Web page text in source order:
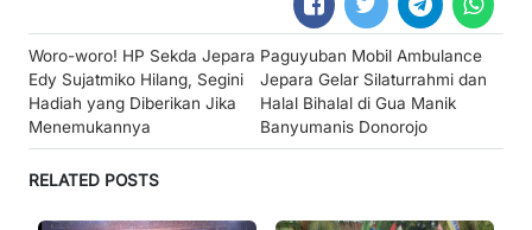
Post
navigation
Woro-woro! HP Sekda Jepara
Edy Sujatmiko Hilang, Segini
Hadiah yang Diberikan Jika
Menemukannya
Paguyuban Mobil Ambulance
Jepara Gelar Silaturrahmi dan
Halal Bihalal di Gua Manik
Banyumanis Donorojo
RELATED POSTS